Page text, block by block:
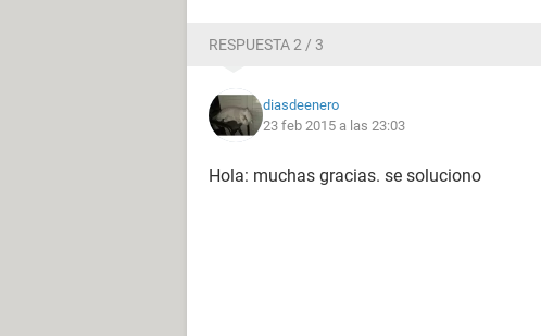
RESPUESTA 2 / 3
diasdeenero
23 feb 2015 a las 23:03
Hola: muchas gracias. se soluciono